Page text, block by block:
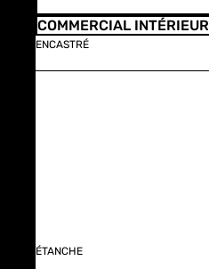
COMMERCIAL INTÉRIEUR
ENCASTRÉ
ÉTANCHE